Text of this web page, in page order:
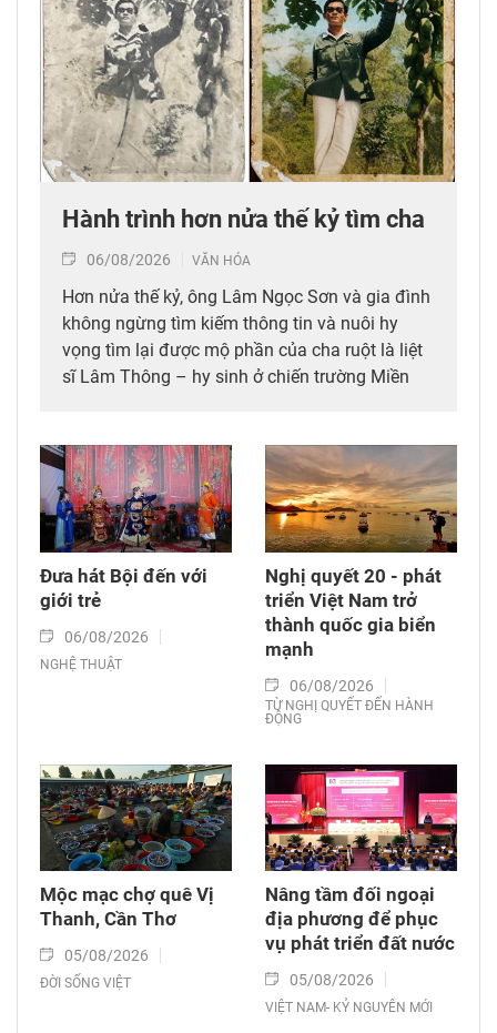
Hành trình hơn nửa thế kỷ tìm cha
06/08/2026 VĂN HÓA
Hơn nửa thế kỷ, ông Lâm Ngọc Sơn và gia đình
không ngừng tìm kiếm thông tin và nuôi hy
vọng tìm lại được mộ phần của cha ruột là liệt
sĩ Lâm Thông – hy sinh ở chiến trường Miền
Đưa hát Bội đến với
giới trẻ
06/08/2026
NGHỆ THUẬT
Nghị quyết 20 - phát
triển Việt Nam trở
thành quốc gia biển
mạnh
06/08/2026
TỪ NGHỊ QUYẾT ĐẾN HÀNH
ĐỘNG
Mộc mạc chợ quê Vị
Thanh, Cần Thơ
05/08/2026
ĐỜI SỐNG VIỆT
Nâng tầm đối ngoại
địa phương để phục
vụ phát triển đất nước
05/08/2026
VIỆT NAM- KỶ NGUYÊN MỚI